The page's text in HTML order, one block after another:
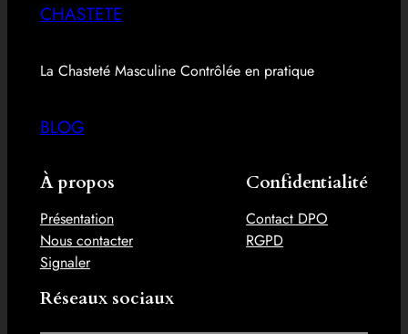
CHASTETE
La Chasteté Masculine Contrôlée en pratique
BLOG
À propos
Présentation
Nous contacter
Signaler
Confidentialité
Contact DPO
RGPD
Réseaux sociaux